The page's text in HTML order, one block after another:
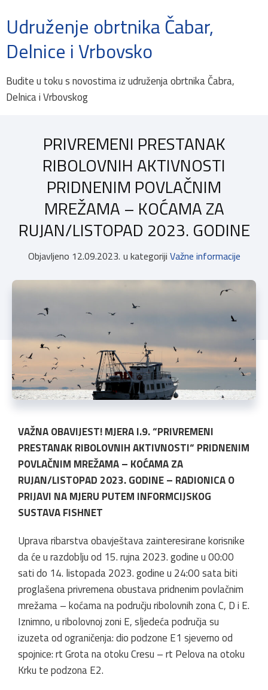
Udruženje obrtnika Čabar,
Delnice i Vrbovsko
Budite u toku s novostima iz udruženja obrtnika Čabra,
Delnica i Vrbovskog
PRIVREMENI PRESTANAK
RIBOLOVNIH AKTIVNOSTI
PRIDNENIM POVLAČNIM
MREŽAMA – KOĆAMA ZA
RUJAN/LISTOPAD 2023. GODINE
Objavljeno 12.09.2023. u kategoriji Važne informacije
VAŽNA OBAVIJEST! MJERA I.9. “PRIVREMENI
PRESTANAK RIBOLOVNIH AKTIVNOSTI“ PRIDNENIM
POVLAČNIM MREŽAMA – KOĆAMA ZA
RUJAN/LISTOPAD 2023. GODINE – RADIONICA O
PRIJAVI NA MJERU PUTEM INFORMCIJSKOG
SUSTAVA FISHNET
Uprava ribarstva obavještava zainteresirane korisnike
da će u razdoblju od 15. rujna 2023. godine u 00:00
sati do 14. listopada 2023. godine u 24:00 sata biti
proglašena privremena obustava pridnenim povlačnim
mrežama – koćama na području ribolovnih zona C, D i E.
Iznimno, u ribolovnoj zoni E, sljedeća područja su
izuzeta od ograničenja: dio podzone E1 sjeverno od
spojnice: rt Grota na otoku Cresu – rt Pelova na otoku
Krku te podzona E2.